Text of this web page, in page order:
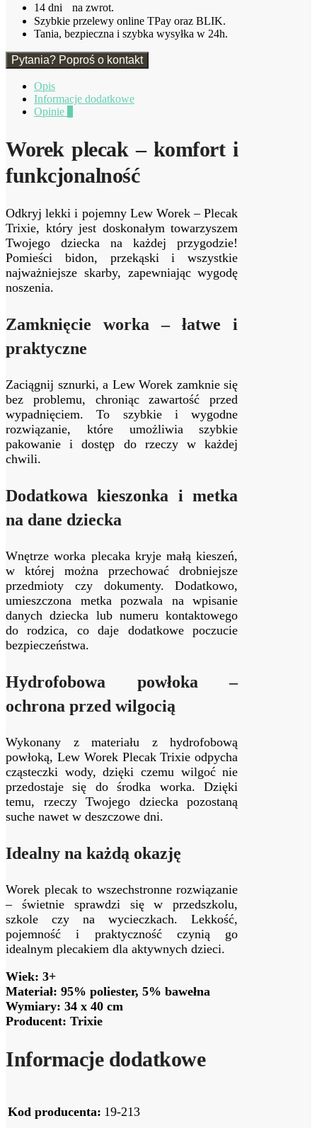
14 dni na zwrot.
Szybkie przelewy online TPay oraz BLIK.
Tania, bezpieczna i szybka wysyłka w 24h.
Pytania? Poproś o kontakt
Opis
Informacje dodatkowe
Opinie
Worek plecak – komfort i
funkcjonalność
Odkryj lekki i pojemny Lew Worek – Plecak
Trixie, który jest doskonałym towarzyszem
Twojego dziecka na każdej przygodzie!
Pomieści bidon, przekąski i wszystkie
najważniejsze skarby, zapewniając wygodę
noszenia.
Zamknięcie worka – łatwe i
praktyczne
Zaciągnij sznurki, a Lew Worek zamknie się
bez problemu, chroniąc zawartość przed
wypadnięciem. To szybkie i wygodne
rozwiązanie, które umożliwia szybkie
pakowanie i dostęp do rzeczy w każdej
chwili.
Dodatkowa kieszonka i metka
na dane dziecka
Wnętrze worka plecaka kryje małą kieszeń,
w której można przechować drobniejsze
przedmioty czy dokumenty. Dodatkowo,
umieszczona metka pozwala na wpisanie
danych dziecka lub numeru kontaktowego
do rodzica, co daje dodatkowe poczucie
bezpieczeństwa.
Hydrofobowa powłoka –
ochrona przed wilgocią
Wykonany z materiału z hydrofobową
powłoką, Lew Worek Plecak Trixie odpycha
cząsteczki wody, dzięki czemu wilgoć nie
przedostaje się do środka worka. Dzięki
temu, rzeczy Twojego dziecka pozostaną
suche nawet w deszczowe dni.
Idealny na każdą okazję
Worek plecak to wszechstronne rozwiązanie
– świetnie sprawdzi się w przedszkolu,
szkole czy na wycieczkach. Lekkość,
pojemność i praktyczność czynią go
idealnym plecakiem dla aktywnych dzieci.
Wiek: 3+
Materiał: 95% poliester, 5% bawełna
Wymiary: 34 x 40 cm
Producent: Trixie
Informacje dodatkowe
Kod producenta: 19-213